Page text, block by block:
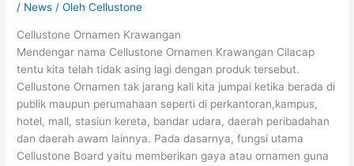
/ News / OlehCellustone
Cellustone Ornamen Krawangan
Mendengar nama Cellustone Ornamen Krawangan Cilacap
tentu kita telah tidak asing lagi dengan produk tersebut.
Cellustone Ornamen tak jarang kali kita jumpai ketika berada di
publik maupun perumahaan seperti di perkantoran,kampus,
hotel, mall, stasiun kereta, bandar udara, daerah peribadahan
dan daerah awam lainnya. Pada dasarnya, fungsi utama
Cellustone Board yaitu memberikan gaya atau ornamen guna